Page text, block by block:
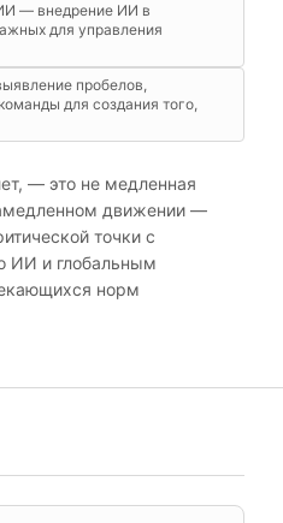
— внедрение ИИ в
для управления
пробелов,
для создания того,
— это не медленная
движении —
точки с
ИИ и глобальным
норм